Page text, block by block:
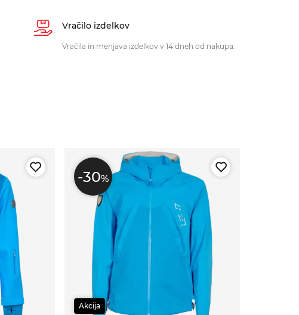
Vračilo izdelkov
Vračila in menjava izdelkov v 14 dneh od nakupa.
-30%
Akcija